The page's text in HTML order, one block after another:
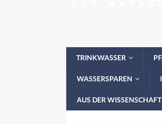
TRINKWASSER
WASSERSPAREN
AUS DER WISSENSCHAFT